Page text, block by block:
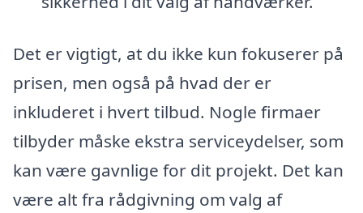
Det er vigtigt, at du ikke kun fokuserer på
prisen, men også på hvad der er
inkluderet i hvert tilbud. Nogle firmaer
tilbyder måske ekstra serviceydelser, som
kan være gavnlige for dit projekt. Det kan
være alt fra rådgivning om valg af